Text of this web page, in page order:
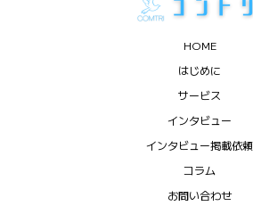
HOME
はじめに
サービス
インタビュー
インタビュー掲載依頼
コラム
お問い合わせ